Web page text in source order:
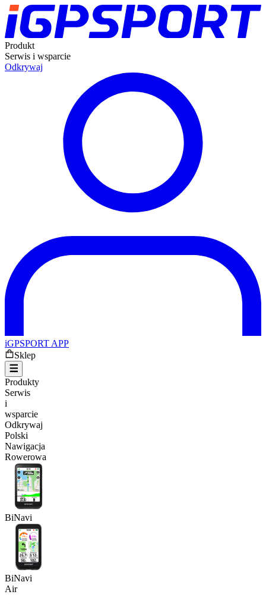
Produkt
Serwis i wsparcie
Odkrywaj
iGPSPORT APP
Sklep
Produkty
Serwis
i
wsparcie
Odkrywaj
Polski
Nawigacja
Rowerowa
BiNavi
BiNavi
Air